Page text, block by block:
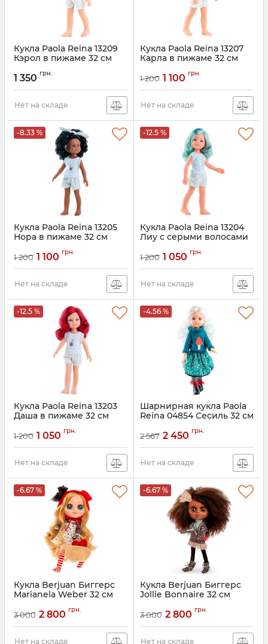
Кукла Paola Reina 13209
Кэрол в пижаме 32 см
1 350 грн.
Нет на складе
Кукла Paola Reina 13207
Карла в пижаме 32 см
1 200 1 100 грн.
Нет на складе
-8.33 %
Кукла Paola Reina 13205
Нора в пижаме 32 см
1 200 1 100 грн.
Нет на складе
-12.5 %
Кукла Paola Reina 13204
Лиу с серыми волосами
1 200 1 050 грн.
Нет на складе
-12.5 %
Кукла Paola Reina 13203
Даша в пижаме 32 см
1 200 1 050 грн.
Нет на складе
-4.56 %
Шарнирная кукла Paola
Reina 04854 Сесиль 32 см
2 567 2 450 грн.
Нет на складе
-6.67 %
Кукла Berjuan Биггерс
Marianela Weber 32 см
3 000 2 800 грн.
Нет на складе
-6.67 %
Кукла Berjuan Биггерс
Jollie Bonnaire 32 см
3 000 2 800 грн.
Нет на складе